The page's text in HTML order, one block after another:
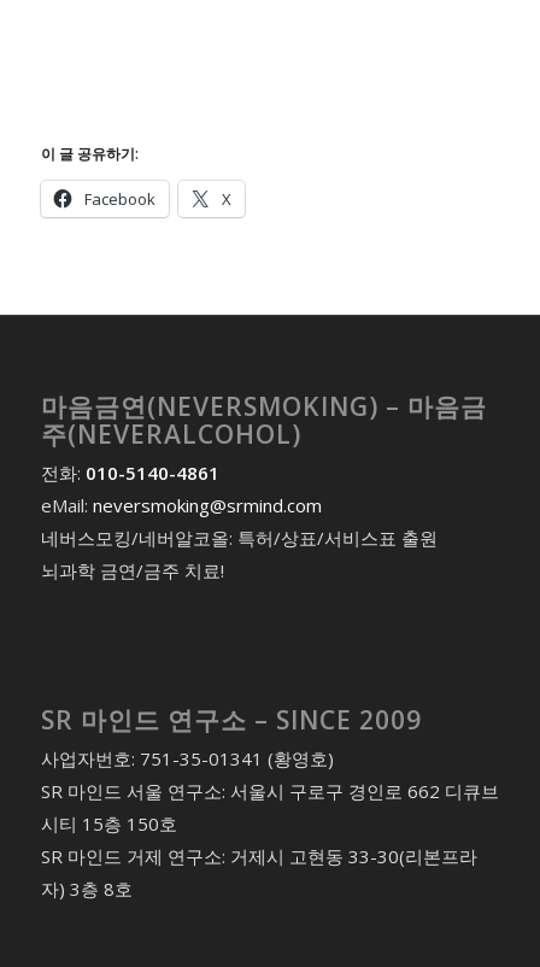
이 글 공유하기:
Facebook X
마음금연(NEVERSMOKING) – 마음금
주(NEVERALCOHOL)
전화: 010-5140-4861
eMail: neversmoking@srmind.com
네버스모킹/네버알코올: 특허/상표/서비스표 출원
뇌과학 금연/금주 치료!
SR 마인드 연구소 – SINCE 2009
사업자번호: 751-35-01341 (황영호)
SR 마인드 서울 연구소: 서울시 구로구 경인로 662 디큐브
시티 15층 150호
SR 마인드 거제 연구소: 거제시 고현동 33-30(리본프라
자) 3층 8호